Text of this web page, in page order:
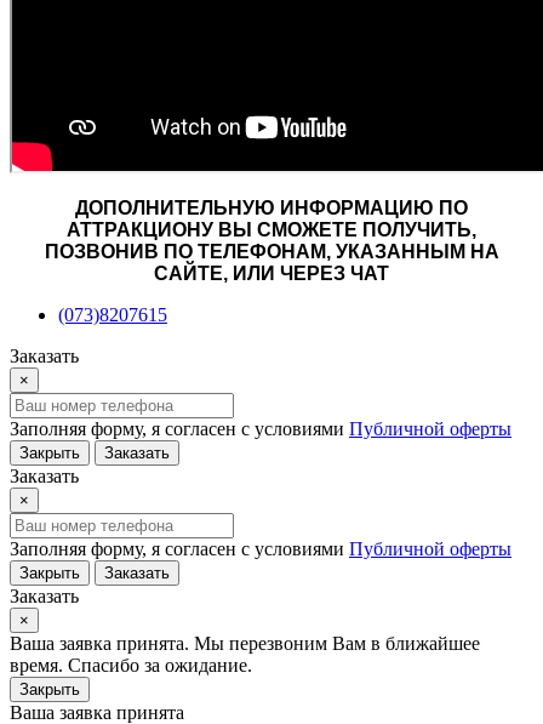
ДОПОЛНИТЕЛЬНУЮ ИНФОРМАЦИЮ ПО
АТТРАКЦИОНУ ВЫ СМОЖЕТЕ ПОЛУЧИТЬ,
ПОЗВОНИВ ПО ТЕЛЕФОНАМ, УКАЗАННЫМ НА
САЙТЕ, ИЛИ ЧЕРЕЗ ЧАТ
(073)8207615
Заказать
×
Заполняя форму, я согласен с условиями Публичной оферты
Закрыть Заказать
Заказать
×
Заполняя форму, я согласен с условиями Публичной оферты
Закрыть Заказать
Заказать
×
Ваша заявка принята. Мы перезвоним Вам в ближайшее
время. Спасибо за ожидание.
Закрыть
Ваша заявка принята